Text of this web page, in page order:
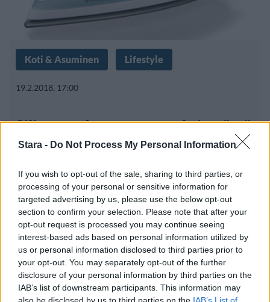
Stara - Do Not Process My Personal Information
If you wish to opt-out of the sale, sharing to third parties, or
processing of your personal or sensitive information for
targeted advertising by us, please use the below opt-out
section to confirm your selection. Please note that after your
opt-out request is processed you may continue seeing
interest-based ads based on personal information utilized by
us or personal information disclosed to third parties prior to
your opt-out. You may separately opt-out of the further
disclosure of your personal information by third parties on the
IAB’s list of downstream participants. This information may
also be disclosed by us to third parties on the IAB’s List of
Koti & Asuminen Lifestyle
19.2.2018, 17:00
Silitysraudasta on moneksi – tässä
hauskat arjen vinkit